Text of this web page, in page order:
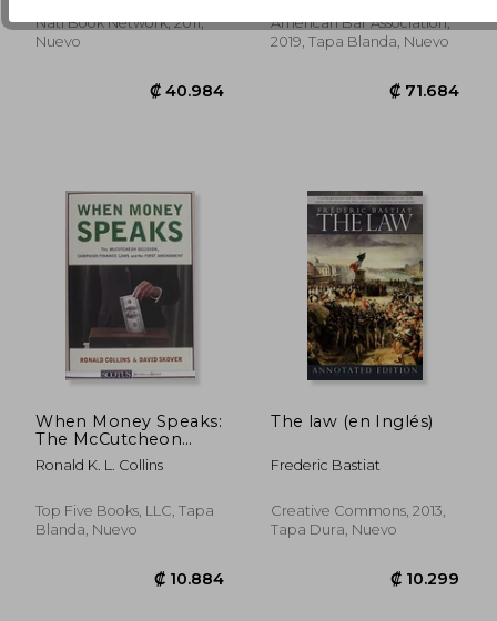
₡ 6.469 ₡
₡ 60.028 ₡
Natl Book Network, 2011,
Nuevo
American Bar Association,
2019, Tapa Blanda, Nuevo
When Money Speaks:
The McCutcheon
Decision, Campaign
Finance Laws, and
Ronald K. L. Collins
Top Five Books, LLC, Tapa
Blanda, Nuevo
The law (en Inglés)
Frederic Bastiat
Creative Commons, 2013,
Tapa Dura, Nuevo